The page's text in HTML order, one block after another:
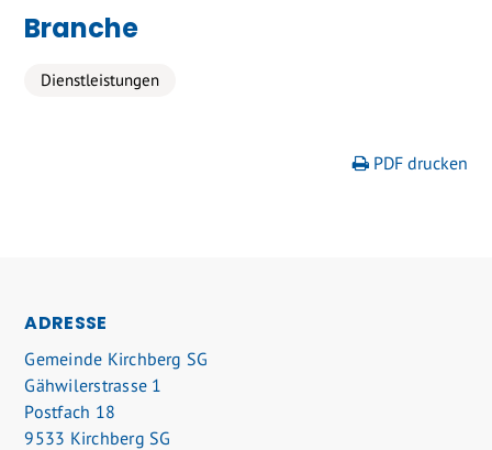
Branche
Dienstleistungen
PDF drucken
ADRESSE
Gemeinde Kirchberg SG
Gähwilerstrasse 1
Postfach 18
9533 Kirchberg SG